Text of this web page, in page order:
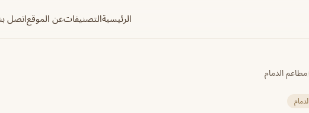
الرئيسيةالتصنيفاتعن الموقعاتصل
/مطاعم الدمام